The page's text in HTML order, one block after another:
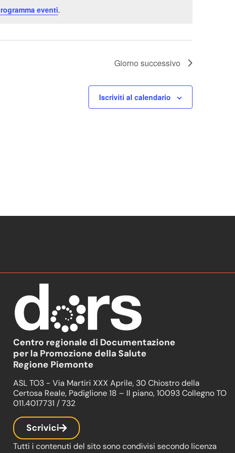
eventi.
Giorno successivo
Iscriviti al calendario
Centro regionale di Documentazione
per la Promozione della Salute
Regione Piemonte
ASL TO3 - Via Martiri XXX Aprile, 30 Chiostro della
Certosa Reale, Padiglione 18 – II piano, 10093 Collegno TO
011.4017731 / 732
Scrivici
Tutti i contenuti del sito sono condivisi secondo licenza